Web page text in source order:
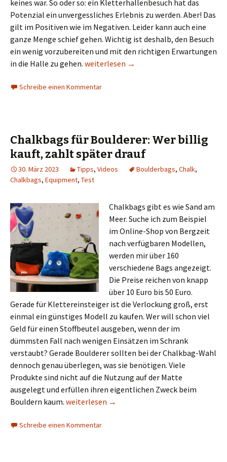
keines war. So oder so: ein Kletterhallenbesuch hat das
Potenzial ein unvergessliches Erlebnis zu werden. Aber! Das
gilt im Positiven wie im Negativen. Leider kann auch eine
ganze Menge schief gehen. Wichtig ist deshalb, den Besuch
ein wenig vorzubereiten und mit den richtigen Erwartungen
in die Halle zu gehen. Familienausflug in die Kletterhalle:
weiterlesen →
Schreibe einen Kommentar
Chalkbags für Boulderer: Wer billig
kauft, zahlt später drauf
30. März 2023 Tipps, Videos Boulderbags, Chalk,
Chalkbags, Equipment, Test
Chalkbags gibt es wie Sand am
Meer. Suche ich zum Beispiel
im Online-Shop von Bergzeit
nach verfügbaren Modellen,
werden mir über 160
verschiedene Bags angezeigt.
Die Preise reichen von knapp
über 10 Euro bis 50 Euro.
Gerade für Klettereinsteiger ist die Verlockung groß, erst
einmal ein günstiges Modell zu kaufen. Wer will schon viel
Geld für einen Stoffbeutel ausgeben, wenn der im
dümmsten Fall nach wenigen Einsätzen im Schrank
verstaubt? Gerade Boulderer sollten bei der Chalkbag-Wahl
dennoch genau überlegen, was sie benötigen. Viele
Produkte sind nicht auf die Nutzung auf der Matte
ausgelegt und erfüllen ihren eigentlichen Zweck beim
Bouldern kaum. Chalkbags für Boulderer: Wer billig kauft,
weiterlesen →
Schreibe einen Kommentar